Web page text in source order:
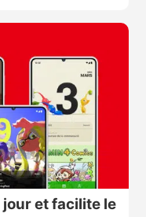
jour et facilite le